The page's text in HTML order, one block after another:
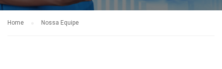
Home Nossa Equipe